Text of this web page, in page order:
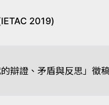
2019)
辯證、矛盾與反思」徵